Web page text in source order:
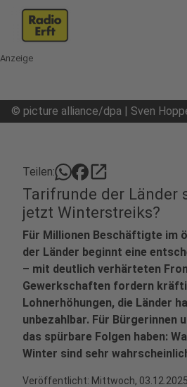
Anzeige
© picture alliance/dpa | Sven
Teilen: open_in_new
Tarifrunde der Länder
jetzt Winterstreiks?
Für Millionen Beschäftigte im
der Länder beginnt eine
– mit deutlich verhärteten
Gewerkschaften fordern
Lohnerhöhungen, die Länder
unbezahlbar. Für Bürgerinnen
das spürbare Folgen haben:
Winter sind sehr
Veröffentlicht: Mittwoch,